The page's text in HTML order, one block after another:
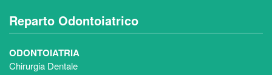
Reparto Odontoiatrico
ODONTOIATRIA
Chirurgia Dentale